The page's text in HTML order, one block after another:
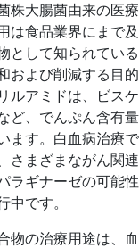
株大腸菌由来の医療
は食品業界にまで
として知られてい
および削減する目
ルアミドは、ビス
ど、でんぷん含有
ます。白血病治療
さまざまながん関
ラギナーゼの可能
中です。
物の治療用途は、